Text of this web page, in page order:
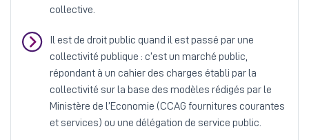
collective.
Il est de droit public quand il est passé par une
collectivité publique : c’est un marché public,
répondant à un cahier des charges établi par la
collectivité sur la base des modèles rédigés par le
Ministère de l’Economie (CCAG fournitures courantes
et services) ou une délégation de service public.